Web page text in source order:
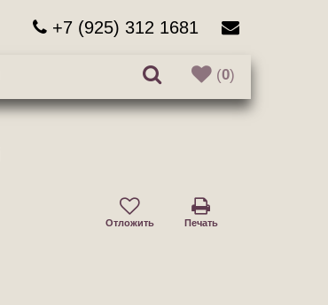
+7 (925) 312 1681
(0)
Печать
Отложить